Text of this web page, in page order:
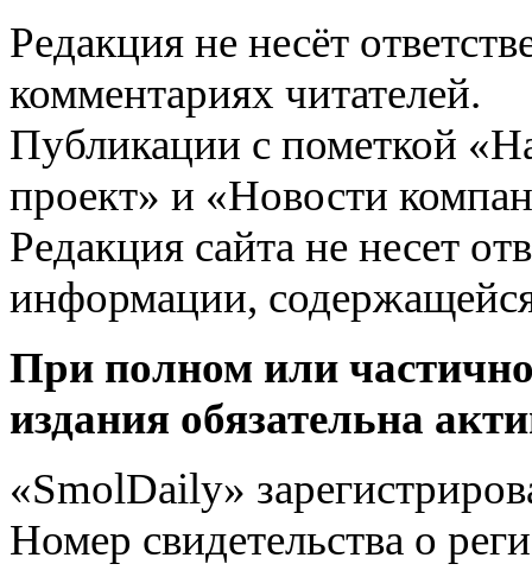
Редакция не несёт
комментариях читателей.
Публикации с пометкой
проект» и «Новости
Редакция сайта не несет
информации,
При полном или
издания обязательна
«SmolDaily»
Номер свидетельства о